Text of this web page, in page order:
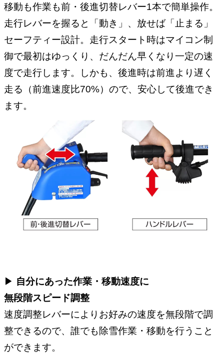
移動も作業も前・後進切替レバー1本で簡単操作。
走行レバーを握ると「動き」、放せば「止まる」
セーフティー設計。走行スタート時はマイコン制
御で最初はゆっくり、だんだん早くなり一定の速
度で走行します。しかも、後進時は前進より遅く
走る（前進速度比70%）ので、安心して後進でき
ます。
▶︎ 自分にあった作業・移動速度に
無段階スピード調整
速度調整レバーによりお好みの速度を無段階で調
整できるので、誰でも除雪作業・移動を行うこと
ができます。